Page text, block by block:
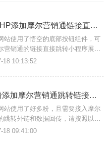
悟空PHP添加摩尔营销通链接直接跳转小程序加粉进行广告回传
站使用了悟空的底部按钮组件，可
营销通的链接直接跳转小程序展示
按加粉，不用再去复制微信号去添
18 10:13:52
好多粉添加摩尔营销通跳转链接进行广告回传
站使用了好多粉，且需要接入摩尔
跳转外链和数据回传，请按照以下
好多粉后台进行配置。一、在好多
18 09:41:00